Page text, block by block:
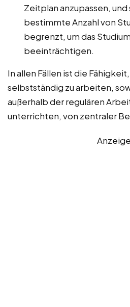
Zeitplan anzupassen,
bestimmte Anzahl von
begrenzt, um das
beeinträchtigen.
In allen Fällen ist die
selbstständig zu arbeiten,
außerhalb der regulären
unterrichten, von zentraler
Anzeige